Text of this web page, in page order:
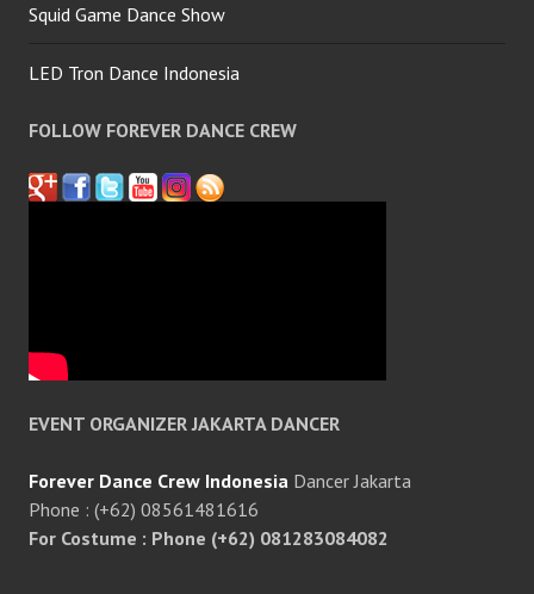
Squid Game Dance Show
LED Tron Dance Indonesia
FOLLOW FOREVER DANCE CREW
EVENT ORGANIZER JAKARTA DANCER
Forever Dance Crew Indonesia Dancer Jakarta
Phone : (+62) 08561481616
For Costume : Phone (+62) 081283084082